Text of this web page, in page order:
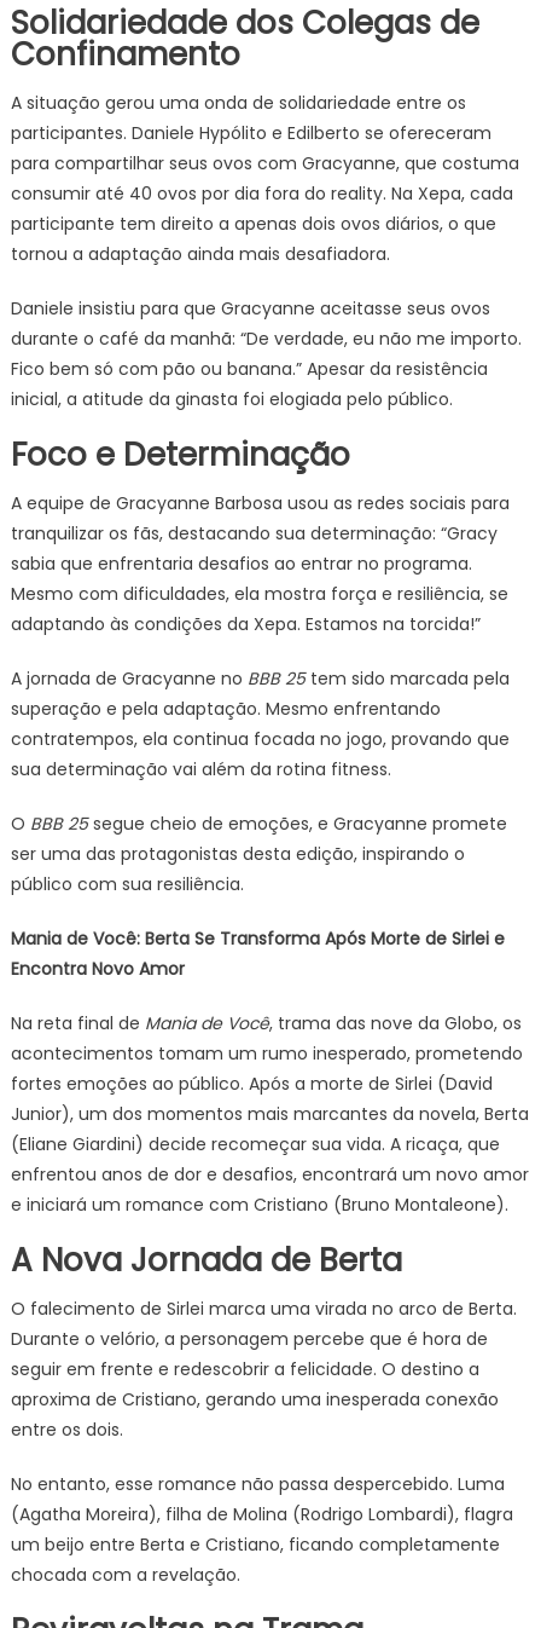
Solidariedade dos Colegas de
Confinamento
A situação gerou uma onda de solidariedade entre os
participantes. Daniele Hypólito e Edilberto se ofereceram
para compartilhar seus ovos com Gracyanne, que costuma
consumir até 40 ovos por dia fora do reality. Na Xepa, cada
participante tem direito a apenas dois ovos diários, o que
tornou a adaptação ainda mais desafiadora.
Daniele insistiu para que Gracyanne aceitasse seus ovos
durante o café da manhã: “De verdade, eu não me importo.
Fico bem só com pão ou banana.” Apesar da resistência
inicial, a atitude da ginasta foi elogiada pelo público.
Foco e Determinação
A equipe de Gracyanne Barbosa usou as redes sociais para
tranquilizar os fãs, destacando sua determinação: “Gracy
sabia que enfrentaria desafios ao entrar no programa.
Mesmo com dificuldades, ela mostra força e resiliência, se
adaptando às condições da Xepa. Estamos na torcida!”
A jornada de Gracyanne no BBB 25tem sido marcada pela
superação e pela adaptação. Mesmo enfrentando
contratempos, ela continua focada no jogo, provando que
sua determinação vai além da rotina fitness.
O BBB 25segue cheio de emoções, e Gracyanne promete
ser uma das protagonistas desta edição, inspirando o
público com sua resiliência.
Mania de Você: Berta Se Transforma Após Morte de Sirlei e
Encontra Novo Amor
Na reta final de Mania de Você, trama das nove da Globo, os
acontecimentos tomam um rumo inesperado, prometendo
fortes emoções ao público. Após a morte de Sirlei (David
Junior), um dos momentos mais marcantes da novela, Berta
(Eliane Giardini) decide recomeçar sua vida. A ricaça, que
enfrentou anos de dor e desafios, encontrará um novo amor
e iniciará um romance com Cristiano (Bruno Montaleone).
A Nova Jornada de Berta
O falecimento de Sirlei marca uma virada no arco de Berta.
Durante o velório, a personagem percebe que é hora de
seguir em frente e redescobrir a felicidade. O destino a
aproxima de Cristiano, gerando uma inesperada conexão
entre os dois.
No entanto, esse romance não passa despercebido. Luma
(Agatha Moreira), filha de Molina (Rodrigo Lombardi), flagra
um beijo entre Berta e Cristiano, ficando completamente
chocada com a revelação.